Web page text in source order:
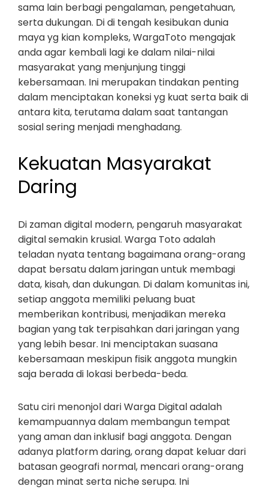
sama lain berbagi pengalaman, pengetahuan,
serta dukungan. Di di tengah kesibukan dunia
maya yg kian kompleks, WargaToto mengajak
anda agar kembali lagi ke dalam nilai-nilai
masyarakat yang menjunjung tinggi
kebersamaan. Ini merupakan tindakan penting
dalam menciptakan koneksi yg kuat serta baik di
antara kita, terutama dalam saat tantangan
sosial sering menjadi menghadang.
Kekuatan Masyarakat
Daring
Di zaman digital modern, pengaruh masyarakat
digital semakin krusial. Warga Toto adalah
teladan nyata tentang bagaimana orang-orang
dapat bersatu dalam jaringan untuk membagi
data, kisah, dan dukungan. Di dalam komunitas ini,
setiap anggota memiliki peluang buat
memberikan kontribusi, menjadikan mereka
bagian yang tak terpisahkan dari jaringan yang
yang lebih besar. Ini menciptakan suasana
kebersamaan meskipun fisik anggota mungkin
saja berada di lokasi berbeda-beda.
Satu ciri menonjol dari Warga Digital adalah
kemampuannya dalam membangun tempat
yang aman dan inklusif bagi anggota. Dengan
adanya platform daring, orang dapat keluar dari
batasan geografi normal, mencari orang-orang
dengan minat serta niche serupa. Ini